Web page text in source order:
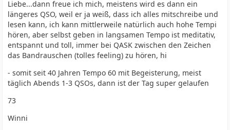
Liebe...dann freue ich mich, meistens wird es dann ein
längeres QSO, weil er ja weiß, dass ich alles mitschreibe und
lesen kann, ich kann mittlerweile natürlich auch hohe Tempi
hören, aber selbst geben in langsamen Tempo ist meditativ,
entspannt und toll, immer bei QASK zwischen den Zeichen
das Bandrauschen (tolles feeling) zu hören, hi
- somit seit 40 Jahren Tempo 60 mit Begeisterung, meist
täglich Abends 1-3 QSOs, dann ist der Tag super gelaufen
73
Winni